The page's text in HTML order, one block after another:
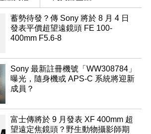
蓄勢待發？傳 Sony 將於 8 月 4 日
發表平價超望遠鏡頭 FE 100-
400mm F5.6-8
Sony 最新註冊機號「WW308784」
曝光，隨身機或 APS-C 系統將迎新
成員？
富士傳將於 9 月發表 XF 400mm 超
望遠定焦鏡頭？野生動物攝影師期